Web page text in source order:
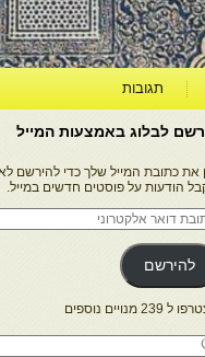
תגובות
לבלוג באמצעות המייל
את כתובת המייל שלך כדי להירשם
הודעות על פוסטים חדשים במייל.
להירשם
239 מנויים נוספים